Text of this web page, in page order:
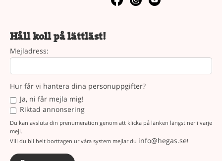
Håll koll på lättläst!
Mejladress:
Hur får vi hantera dina personuppgifter?
Ja, ni får mejla mig!
Riktad annonsering
Du kan avsluta din prenumeration genom att klicka på länken längst ner i varje
mejl.
Vill du bli helt borttagen ur våra system mejlar du info@hegas.se!